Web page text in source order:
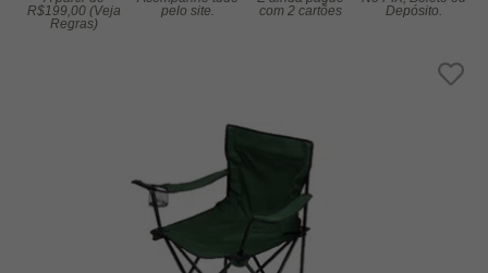
R$199,00 (Veja
Regras)
pelo site.
com 2 cartões
Depósito.